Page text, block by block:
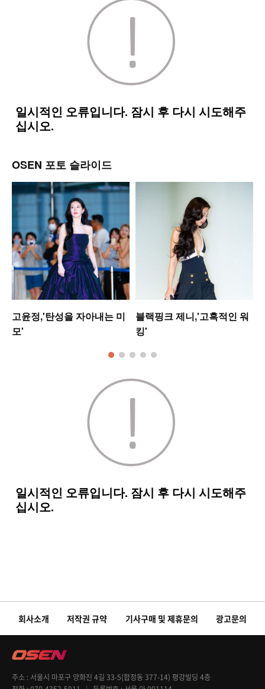
OSEN 포토 슬라이드
고윤정,'탄성을 자아내는 미
모'
블랙핑크 제니,'고혹적인 워
킹'
회사소개 저작권 규약 기사구매 및 제휴문의 광고문의
주소
서울시 마포구 양화진 4길 33-5(합정동 377-14) 평강빌딩 4층